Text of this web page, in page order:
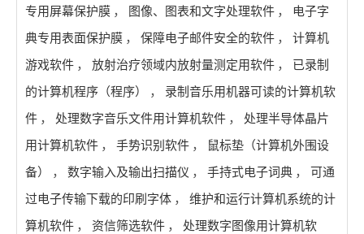
专用屏幕保护膜 ， 图像、图表和文字处理软件 ，
电子字
典专用表面保护膜 ， 保障电子邮件安全的软件 ，
计算机
游戏软件 ， 放射治疗领域内放射量测定用软件 ，
已录制
的计算机程序（程序）
，
录制音乐用机器可读的计算机软
件 ， 处理数字音乐文件用计算机软件 ，
处理半导体晶片
用计算机软件 ， 手势识别软件 ，
鼠标垫（计算机外围设
备）
， 数字输入及输出扫描仪 ， 手持式电子词典 ，
可通
过电子传输下载的印刷字体 ，
维护和运行计算机系统的计
算机软件 ， 资信筛选软件 ，
处理数字图像用计算机软